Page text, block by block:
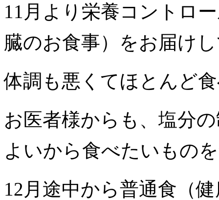
11月より栄養コントロ
臓のお食事）をお届け
体調も悪くてほとんど
お医者様からも、塩分
よいから食べたいもの
12月途中から普通食（